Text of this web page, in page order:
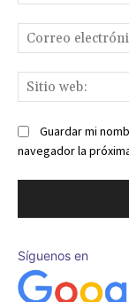
Guardar mi
navegador la
Síguenos en